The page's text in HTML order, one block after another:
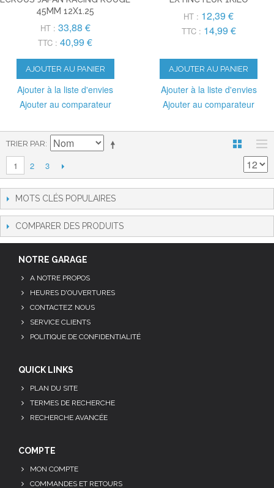
45MM 12X1.25
HT : 33,88 €
TTC : 40,99 €
AJOUTER AU PANIER
Ajouter à la liste d'envies
Ajouter au comparateur
HT : 12,39 €
TTC : 14,99 €
AJOUTER AU PANIER
Ajouter à la liste d'envies
Ajouter au comparateur
TRIER PAR
1 2 3
MOTS CLÉS POPULAIRES
COMPARER DES PRODUITS
NOTRE GARAGE
A NOTRE PROPOS
HEURES D'OUVERTURES
CONTACTEZ NOUS
SERVICE CLIENTS
POLITIQUE DE CONFIDENTIALITÉ
QUICK LINKS
PLAN DU SITE
TERMES DE RECHERCHE
RECHERCHE AVANCÉE
COMPTE
MON COMPTE
COMMANDES ET RETOURS